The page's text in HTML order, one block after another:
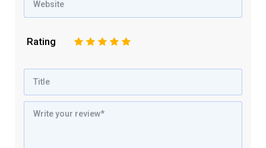
Rating 5
4
3
2